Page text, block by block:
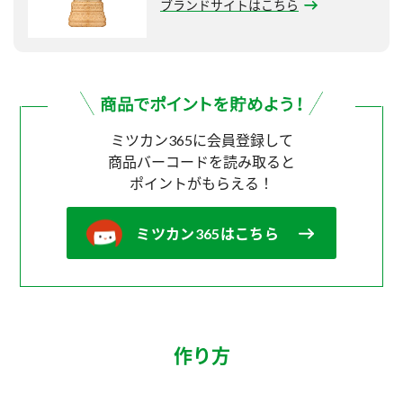
ブランドサイトはこちら
ミツカン365に会員登録して
商品バーコードを読み取ると
ポイントがもらえる！
ミツカン365はこちら
作り方